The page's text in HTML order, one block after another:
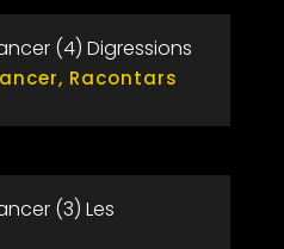
(4) Digressions
, Racontars
(3) Les